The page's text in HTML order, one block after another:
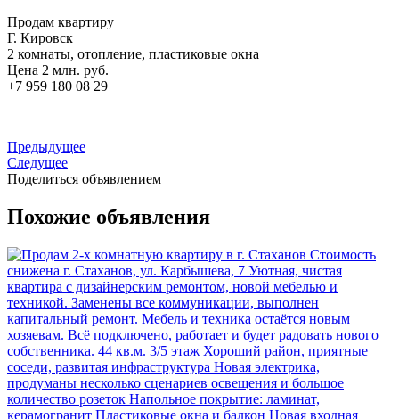
Продам квартиру
Г. Кировск
2 комнаты, отопление, пластиковые окна
Цена 2 млн. руб.
+7 959 180 08 29
Предыдущее
Следущее
Поделиться объявлением
Похожие объявления